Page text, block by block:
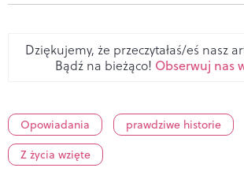
Dziękujemy, że przeczytałaś/eś nasz
Bądź na bieżąco! Obserwuj nas
Opowiadania
prawdziwe historie
Z życia wzięte